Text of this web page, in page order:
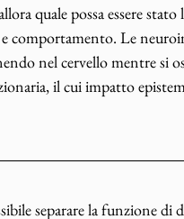
quale possa essere
comportamento. Le
nel cervello mentre si
il cui impatto
separare la funzione di